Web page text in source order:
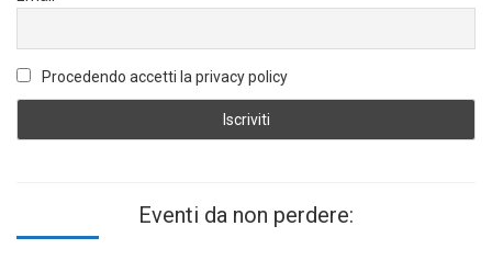
Procedendo accetti la privacy policy
Eventi da non perdere: